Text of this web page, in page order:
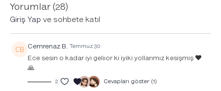
Yorumlar (28)
Giriş Yap ve sohbete katıl
Cemrenaz B. Temmuz 30
Ece sesin o kadar iyi geliıor ki iyiki yollarımız kesişmiş ❤️
🙏
2 Cevapları göster (1)